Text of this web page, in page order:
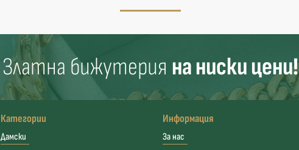
Златна бижутерия на ниски цени!
Категории
Дамски
Информация
За нас